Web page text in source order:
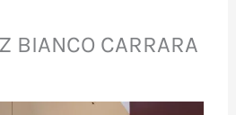
BIANCO CARRARA